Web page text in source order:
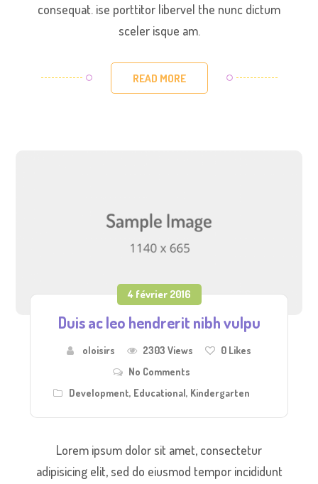
consequat. ise porttitor libervel the nunc dictum
sceler isque am.
READ MORE
4 février 2016
Duis ac leo hendrerit nibh vulpu
oloisirs 2303 Views 0 Likes
No Comments
Development, Educational , Kindergarten
Lorem ipsum dolor sit amet, consectetur
adipisicing elit, sed do eiusmod tempor incididunt